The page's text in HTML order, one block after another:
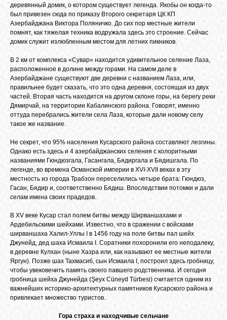
RSS
GOOGLE+
деревянный домик, о котором существует легенда. Якобы он когда-то
был привезен сюда по приказу Второго секретаря ЦК КП
Азербайджана Виктора Поляничко. До сих пор местные жители
помнят, как тяжелая техника водружала здесь это строение. Сейчас
домик служит излюбленным местом для летних пикников.
В 2 км от комплекса «Сувар» находится удивительное селение Лаза,
расположенное в долине между горами. На самом деле в
Азербайджане существуют две деревни с названием Лаза, или,
правильнее будет сказать, что это одна деревня, состоящая из двух
частей. Вторая часть находится на другом склоне горы, на берегу реки
Дямирчай, на территории Кабалинского района. Говорят, именно
оттуда перебрались жители села Лаза, которые дали новому селу
такое же название.
Не секрет, что 95% населения Кусарского района составляют лезгины.
Однако есть здесь и 4 азербайджанских селения с колоритными
названиями Гюндюзгала, Гасангала, Бядиргала и Бядишгала. По
легенде, во времена Османской империи в XVI-XVII веках в эту
местность из города Трабзон переселились четыре брата: Гюндюз,
Гасан, Бядир и, соответственно Бядиш. Впоследствии потомки и дали
селам имена своих прадедов.
В XV веке Кусар стал полем битвы между Ширваншахами и
Ардебильскими шейхами. Известно, что в сражении с войсками
ширваншаха Халил-Уллы I в 1456 году на поле битвы пал шейх
Джунейд, дед шаха Исмаила I. Соратники похоронили его неподалеку,
в деревне Кулхан (ныне Хазра или, как называют ее местные жители
Яргун). Позже шах Тахмасиб, сын Исмаила I, построил здесь гробницу,
чтобы увековечить память своего павшего родственника. И сегодня
гробница шейха Джунейда (Şeyx Cüneyd Türbesi) считается одним из
важнейших историко-архитектурных памятников Кусарского района и
привлекает множество туристов.
Гора страха и находчивые сельчане